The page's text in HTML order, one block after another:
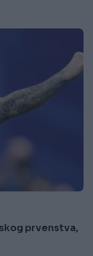
prvenstva,